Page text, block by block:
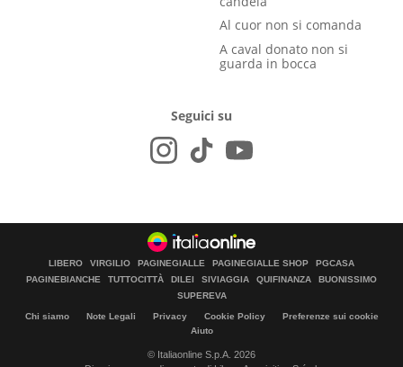
Al cuor non si comanda
A caval donato non si
guarda in bocca
Seguici su
LIBERO VIRGILIO PAGINEGIALLE PAGINEGIALLE SHOP
PGCASA
PAGINEBIANCHE
TUTTOCITTÀ DILEI SIVIAGGIA QUIFINANZA
BUONISSIMO
SUPEREVA
Chi siamo Note Legali Privacy Cookie Policy
Preferenze sui cookie
Aiuto
© Italiaonline S.p.A. 2026